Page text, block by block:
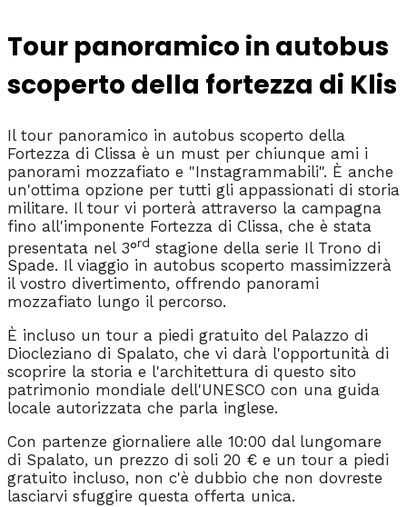
Tour panoramico in autobus
scoperto della fortezza di Klis
Il tour panoramico in autobus scoperto della
Fortezza di Clissa è un must per chiunque ami i
panorami mozzafiato e "Instagrammabili". È anche
un'ottima opzione per tutti gli appassionati di storia
militare. Il tour vi porterà attraverso la campagna
fino all'imponente Fortezza di Clissa, che è stata
presentata nel 3°rd stagione della serie Il Trono di
Spade. Il viaggio in autobus scoperto massimizzerà
il vostro divertimento, offrendo panorami
mozzafiato lungo il percorso.
È incluso un tour a piedi gratuito del Palazzo di
Diocleziano di Spalato, che vi darà l'opportunità di
scoprire la storia e l'architettura di questo sito
patrimonio mondiale dell'UNESCO con una guida
locale autorizzata che parla inglese.
Con partenze giornaliere alle 10:00 dal lungomare
di Spalato, un prezzo di soli 20 € e un tour a piedi
gratuito incluso, non c'è dubbio che non dovreste
lasciarvi sfuggire questa offerta unica.